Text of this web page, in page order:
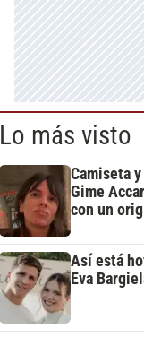
Lo más visto
Camiseta
Gime
con un
Así está
Eva